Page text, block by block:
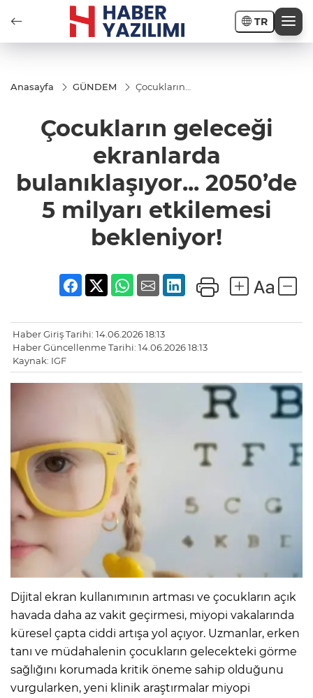
TR
Anasayfa GÜNDEM
Çocukların
bulanıklaşıyor...
2050’de 5
etkilemesi
bekleniyor!
Çocukların geleceği
ekranlarda
bulanıklaşıyor... 2050’de
5 milyarı etkilemesi
bekleniyor!
Haber Giriş Tarihi: 14.06.2026 18:13
Haber Güncellenme Tarihi: 14.06.2026 18:13
Kaynak: IGF
Dijital ekran kullanımının artması ve çocukların açık
havada daha az vakit geçirmesi, miyopi vakalarında
küresel çapta ciddi artışa yol açıyor. Uzmanlar, erken
tanı ve müdahalenin çocukların gelecekteki görme
sağlığını korumada kritik öneme sahip olduğunu
vurgularken, yeni klinik araştırmalar miyopi